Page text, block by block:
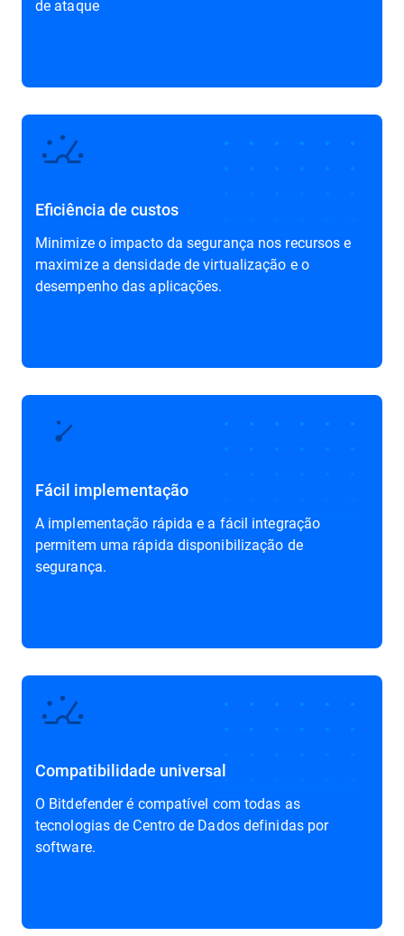
de ataque
Eficiência de custos
Minimize o impacto da segurança nos recursos e
maximize a densidade de virtualização e o
desempenho das aplicações.
Fácil implementação
A implementação rápida e a fácil integração
permitem uma rápida disponibilização de
segurança.
Compatibilidade universal
O Bitdefender é compatível com todas as
tecnologias de Centro de Dados definidas por
software.